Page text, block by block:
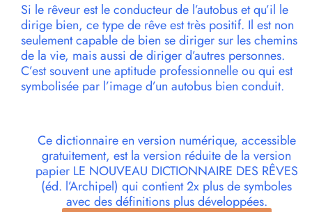
Si le rêveur est le conducteur de l’autobus et qu’il le
dirige bien, ce type de rêve est très positif. Il est non
seulement capable de bien se diriger sur les chemins
de la vie, mais aussi de diriger d’autres personnes.
C’est souvent une aptitude professionnelle ou qui est
symbolisée par l’image d’un autobus bien conduit.
Ce dictionnaire en version numérique, accessible
gratuitement, est la version réduite de la version
papier LE NOUVEAU DICTIONNAIRE DES RÊVES
(éd. l’Archipel) qui contient 2x plus de symboles
avec des définitions plus développées.